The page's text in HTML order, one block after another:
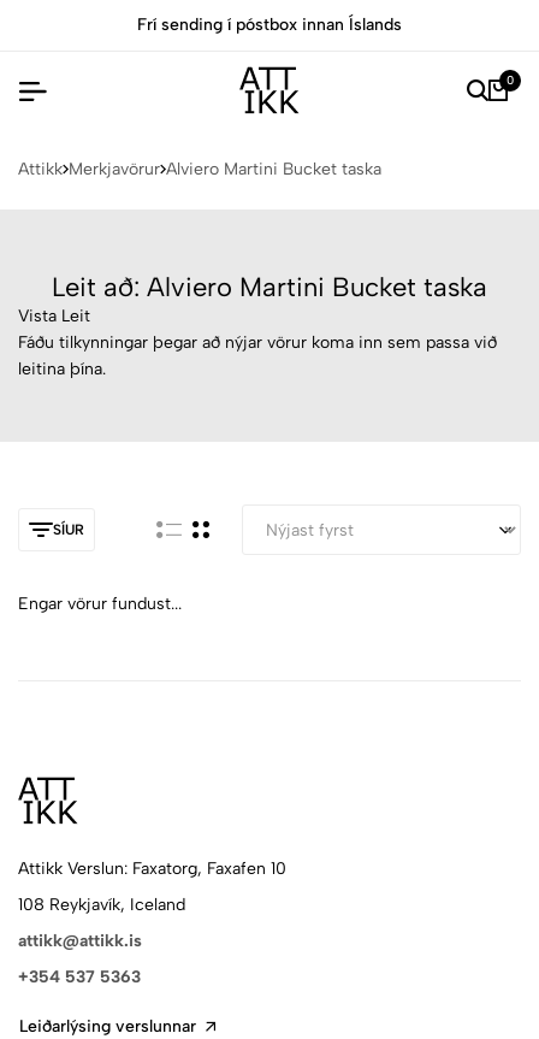
Frí sending í póstbox innan Íslands
0
Attikk Merkjavörur Alviero Martini Bucket taska
Leit að: Alviero Martini Bucket taska
Vista Leit
Fáðu tilkynningar þegar að nýjar vörur koma inn sem passa við
leitina þína.
SÍUR
Engar vörur fundust...
Attikk Verslun: Faxatorg, Faxafen 10
108 Reykjavík, Iceland
attikk@attikk.is
+354 537 5363
Leiðarlýsing verslunnar